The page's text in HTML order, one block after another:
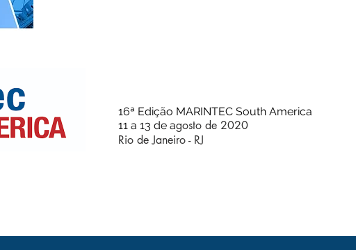
16ª Edição MARINTEC South America
11 a 13 de agosto de 2020
Rio de Janeiro - RJ